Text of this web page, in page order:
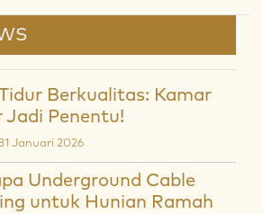
Berkualitas: Kamar
Jadi Penentu!
Januari 2026
Underground Cable
untuk Hunian Ramah